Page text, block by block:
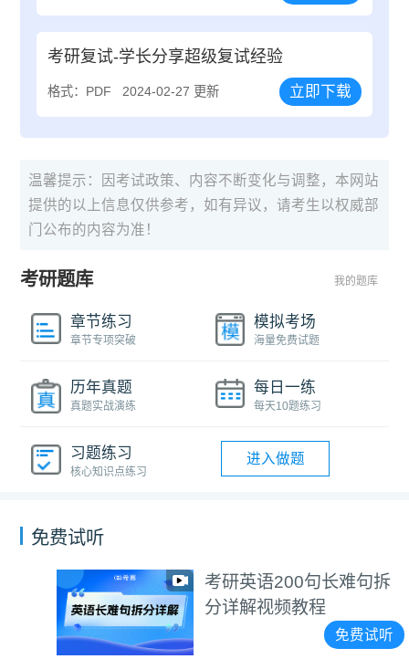
考研复试-学长分享超级复试经验
格式：PDF 2024-02-27 更新 立即下载
温馨提示：因考试政策、内容不断变化与调整，本网站
提供的以上信息仅供参考，如有异议，请考生以权威部
门公布的内容为准！
考研题库 我的题库
章节练习
章节专项突破
模拟考场
海量免费试题
历年真题
真题实战演练
每日一练
每天10题练习
习题练习
核心知识点练习
进入做题
免费试听
考研英语200句长难句拆
分详解视频教程
免费试听